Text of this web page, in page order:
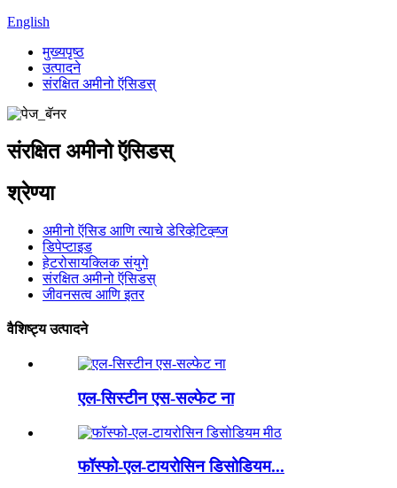
English
मुख्यपृष्ठ
उत्पादने
संरक्षित अमीनो ऍसिडस्
संरक्षित अमीनो ऍसिडस्
श्रेण्या
अमीनो ऍसिड आणि त्याचे डेरिव्हेटिव्ह्ज
डिपेप्टाइड
हेटरोसायक्लिक संयुगे
संरक्षित अमीनो ऍसिडस्
जीवनसत्व आणि इतर
वैशिष्ट्य उत्पादने
एल-सिस्टीन एस-सल्फेट ना
फॉस्फो-एल-टायरोसिन डिसोडियम...